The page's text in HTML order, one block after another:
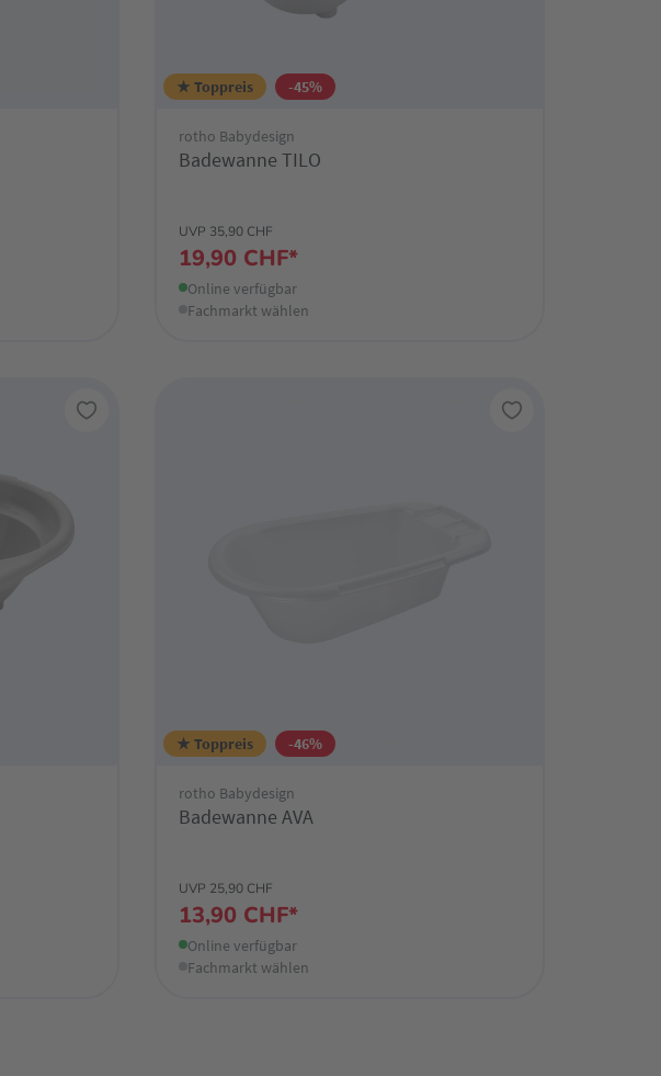
★ Toppreis -45%
rotho Babydesign
Badewanne TILO
UVP 35,90 CHF
19,90 CHF*
Online verfügbar
Fachmarkt wählen
★ Toppreis -46%
rotho Babydesign
Badewanne AVA
UVP 25,90 CHF
13,90 CHF*
Online verfügbar
Fachmarkt wählen